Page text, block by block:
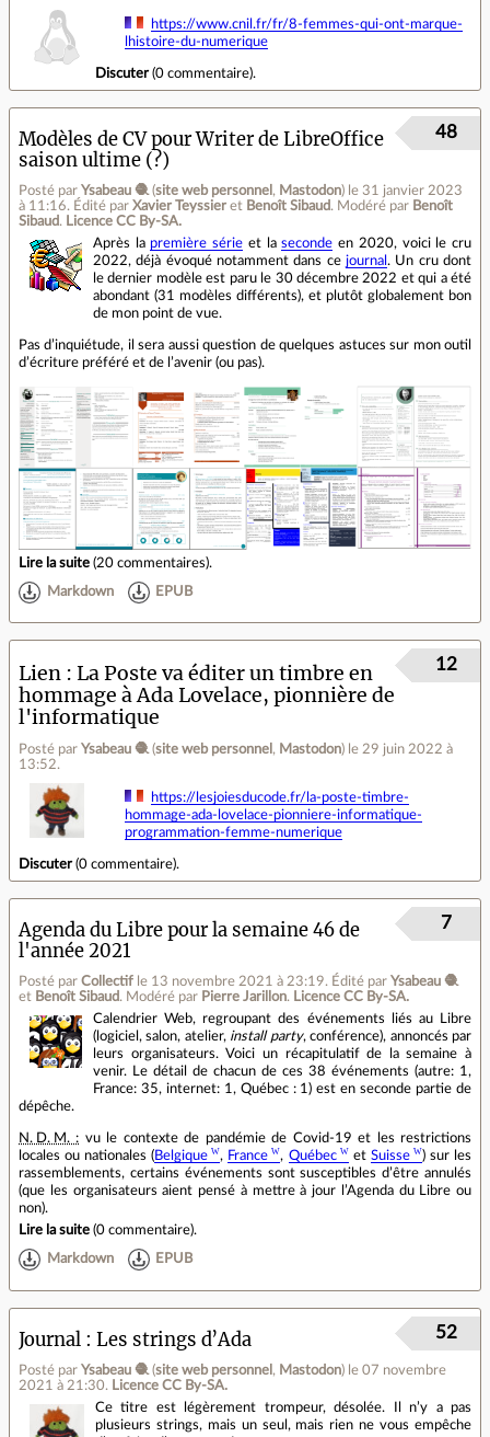
https://www.cnil.fr/fr/8-femmes-qui-ont-marque-
lhistoire-du-numerique
Discuter(0 commentaire).
Modèles de CV pour Writer de LibreOffice
saison ultime (?)
Posté par Ysabeau 🧶 (site web personnel , Mastodon) le 31 janvier 2023
à 11:16. Édité par Xavier Teyssier et Benoît Sibaud. Modéré par Benoît
Sibaud. Licence CC By‑SA.
48
Après la première série et laseconde en 2020, voici le cru
2022, déjà évoqué notamment dans ce journal . Un cru dont
le dernier modèle est paru le 30 décembre 2022 et qui a été
abondant (31 modèles différents), et plutôt globalement bon
de mon point de vue.
Pas d’inquiétude, il sera aussi question de quelques astuces sur mon outil
d’écriture préféré et de l’avenir (ou pas).
Lire la suite (20 commentaires).
Markdown EPUB
Lien
La Poste va éditer un timbre en
hommage à Ada Lovelace, pionnière de
l'informatique
Posté par Ysabeau 🧶 (site web personnel , Mastodon) le 29 juin 2022 à
13:52.
12
https://lesjoiesducode.fr/la-poste-timbre-
hommage-ada-lovelace-pionniere-informatique-
programmation-femme-numerique
Discuter(0 commentaire).
Agenda du Libre pour la semaine 46 de
l'année 2021
Posté par Collectif le 13 novembre 2021 à 23:19. Édité par Ysabeau 🧶
et Benoît Sibaud. Modéré par Pierre Jarillon. Licence CC By‑SA.
7
Calendrier Web, regroupant des événements liés au Libre
(logiciel, salon, atelier, install party, conférence), annoncés par
leurs organisateurs. Voici un récapitulatif de la semaine à
venir. Le détail de chacun de ces 38 événements (autre: 1,
France: 35, internet: 1, Québec : 1) est en seconde partie de
dépêche.
N. D. M. : vu le contexte de pandémie de Covid‑19 et les restrictions
locales ou nationales (Belgique , France , Québec et Suisse
) sur les
rassemblements, certains événements sont susceptibles d’être annulés
(que les organisateurs aient pensé à mettre à jour l’Agenda du Libre ou
non).
Lire la suite (0 commentaire).
Markdown EPUB
Journal Les strings d’Ada
Posté par Ysabeau 🧶 (site web personnel , Mastodon) le 07 novembre
2021 à 21:30. Licence CC By‑SA.
52
Ce titre est légèrement trompeur, désolée. Il n’y a pas
plusieurs strings, mais un seul, mais rien ne vous empêche